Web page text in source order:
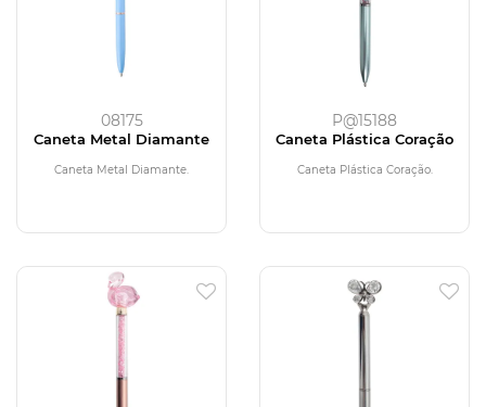
08175
Caneta Metal Diamante
Caneta Metal Diamante.
P@15188
Caneta Plástica Coração
Caneta Plástica Coração.